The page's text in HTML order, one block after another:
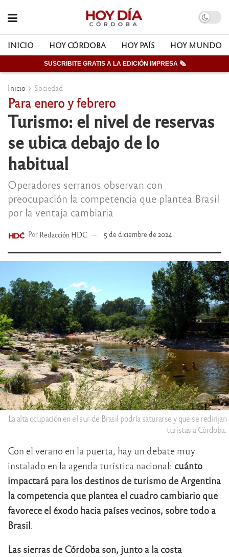
INICIO HOY CÓRDOBA HOY PAÍS HOY MUNDO
SUSCRIBITE GRATIS A LA EDICIÓN IMPRESA 🗞
Inicio Sociedad
Para enero y febrero
Turismo: el nivel de reservas
se ubica debajo de lo
habitual
Operadores serranos observan con
preocupación la competencia que plantea Brasil
por la ventaja cambiaria
Por Redacción HDC 5 de diciembre de 2024
La alta ocupación en el sur de Brasil podría saturarse y que se redirijan
turistas a Córdoba.
Con el verano en la puerta, hay un debate muy
instalado en la agenda turística nacional: cuánto
impactará para los destinos de turismo de Argentina
la competencia que plantea el cuadro cambiario que
favorece el éxodo hacia países vecinos, sobre todo a
Brasil.
Las sierras de Córdoba son, junto a la costa